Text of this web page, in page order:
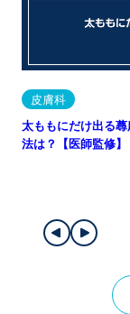
皮膚科
太ももにだけ出る
法は？【医師監修】